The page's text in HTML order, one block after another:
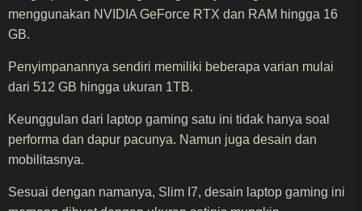
menggunakan NVIDIA GeForce RTX dan RAM hingga 16
GB.
Penyimpanannya sendiri memiliki beberapa varian mulai
dari 512 GB hingga ukuran 1TB.
Keunggulan dari laptop gaming satu ini tidak hanya soal
performa dan dapur pacunya. Namun juga desain dan
mobilitasnya.
Sesuai dengan namanya, Slim I7, desain laptop gaming ini